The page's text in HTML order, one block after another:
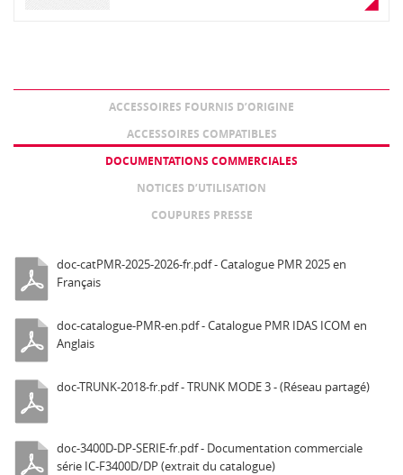
ACCESSOIRES FOURNIS D’ORIGINE
ACCESSOIRES COMPATIBLES
DOCUMENTATIONS COMMERCIALES
NOTICES D’UTILISATION
COUPURES PRESSE
doc-catPMR-2025-2026-fr.pdf - Catalogue PMR 2025 en
Français
doc-catalogue-PMR-en.pdf - Catalogue PMR IDAS ICOM en
Anglais
doc-TRUNK-2018-fr.pdf - TRUNK MODE 3 - (Réseau partagé)
doc-3400D-DP-SERIE-fr.pdf - Documentation commerciale
série IC-F3400D/DP (extrait du catalogue)